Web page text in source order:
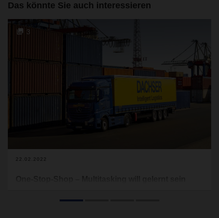
Das könnte Sie auch interessieren
3
22.02.2022